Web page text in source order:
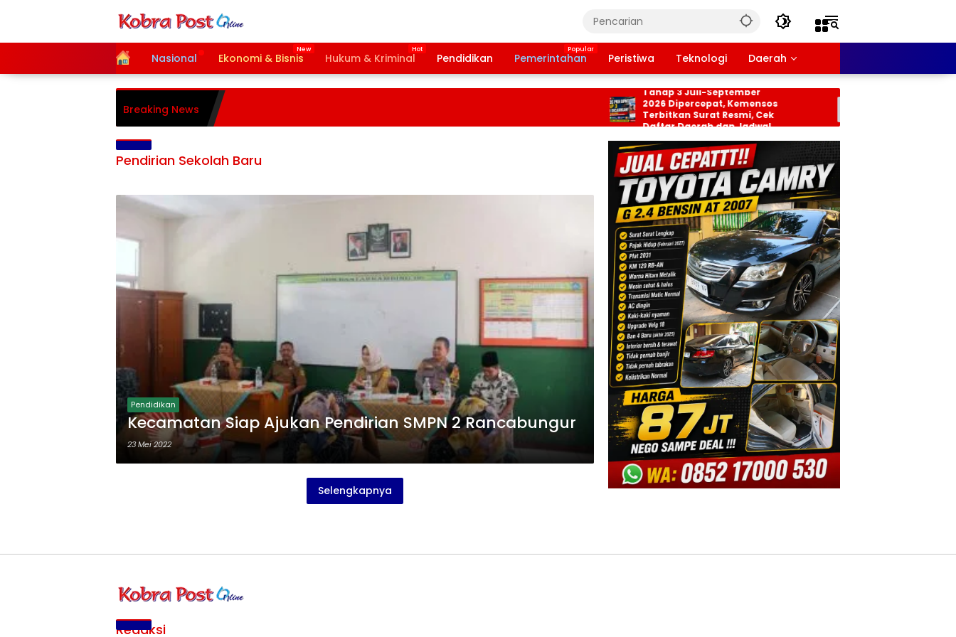
HomeNasional Ekonomi & Bisnis Hukum & Kriminal Pendidikan Pemerintahan Peristiwa Teknologi Daerah
Breaking News
Bansos PKH dan BPNT
Tahap 3 Juli-September
2026 Dipercepat, Kemensos
Terbitkan Surat Resmi, Cek
Daftar Daerah dan Jadwal
Pendirian Sekolah Baru
Pendidikan
Kecamatan Siap Ajukan Pendirian SMPN 2 Rancabungur
23 Mei 2022
Selengkapnya
Redaksi